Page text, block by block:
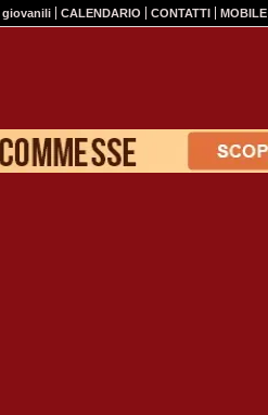
giovanili CALENDARIO CONTATTI MOBILE